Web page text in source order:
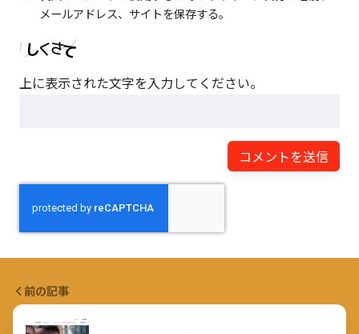
メールアドレス、サイトを保存する。
上に表示された文字を入力してください。
前の記事